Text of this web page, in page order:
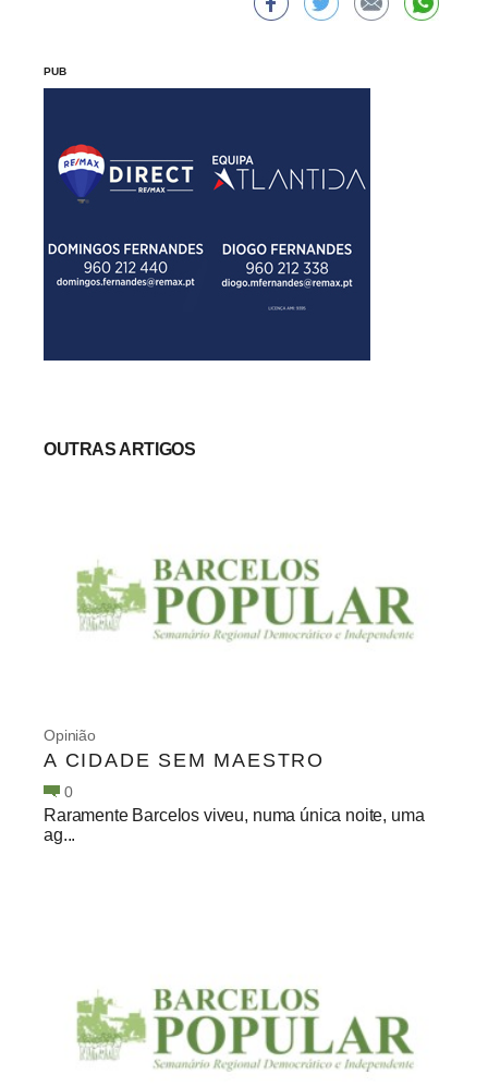
PUB
OUTRAS ARTIGOS
Opinião
A CIDADE SEM MAESTRO
0
Raramente Barcelos viveu, numa única noite, uma
ag...